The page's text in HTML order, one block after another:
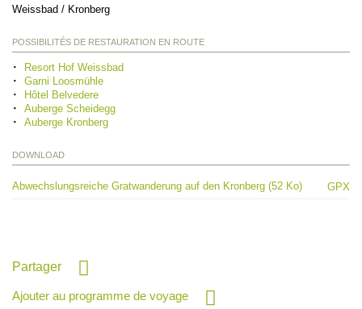
Weissbad / Kronberg
POSSIBILITÉS DE RESTAURATION EN ROUTE
Resort Hof Weissbad
Garni Loosmühle
Hôtel Belvedere
Auberge Scheidegg
Auberge Kronberg
DOWNLOAD
Abwechslungsreiche Gratwanderung auf den Kronberg (52 Ko) GPX
Partager
Ajouter au programme de voyage